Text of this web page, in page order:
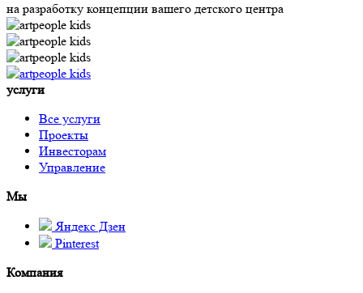
на разработку концепции вашего детского центра
услуги
Все услуги
Проекты
Инвесторам
Управление
Мы
Яндекс Дзен
Pinterest
Компания